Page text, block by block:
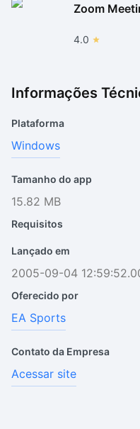
Zoom
4.0
Informações
Plataforma
Windows
Tamanho do app
15.82 MB
Requisitos
Lançado em
2005-09-04
Oferecido por
EA Sports
Contato da Empresa
Acessar site